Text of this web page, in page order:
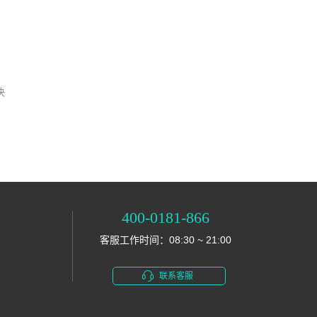
400-0181-866
客服工作时间：08:30 ~ 21:00
联系客服